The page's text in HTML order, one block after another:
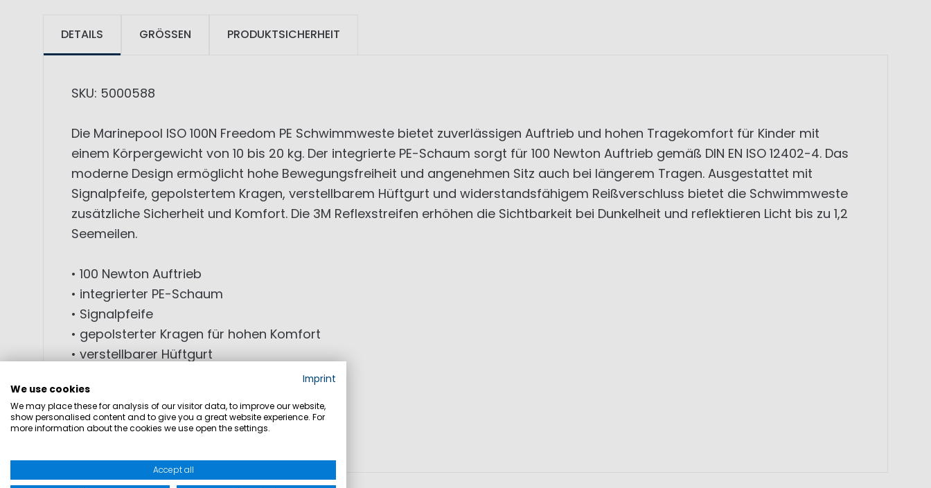
DETAILS
SKU: 5000588
Die Marinepool ISO 100N Freedom PE Schwimmweste bietet zuverlässigen Auftrieb und hohen Tragekomfort für Kinder mit
einem Körpergewicht von 10 bis 20 kg. Der integrierte PE-Schaum sorgt für 100 Newton Auftrieb gemäß DIN EN ISO 12402-4. Das
moderne Design ermöglicht hohe Bewegungsfreiheit und angenehmen Sitz auch bei längerem Tragen. Ausgestattet mit
Signalpfeife, gepolstertem Kragen, verstellbarem Hüftgurt und widerstandsfähigem Reißverschluss bietet die Schwimmweste
zusätzliche Sicherheit und Komfort. Die 3M Reflexstreifen erhöhen die Sichtbarkeit bei Dunkelheit und reflektieren Licht bis zu 1,2
Seemeilen.
• 100 Newton Auftrieb
• integrierter PE-Schaum
• Signalpfeife
• gepolsterter Kragen für hohen Komfort
• verstellbarer Hüftgurt
• 3M Reflexstreifen für hohe Sichtbarkeit
• reflektiert Licht bis zu 1,2 Seemeilen
• zertifiziert nach DIN EN ISO 12402-4
GRÖSSEN PRODUKTSICHERHEIT
Imprint
We use cookies
We may place these for analysis of our visitor data, to improve our website,
show personalised content and to give you a great website experience. For
more information about the cookies we use open the settings.
Accept all